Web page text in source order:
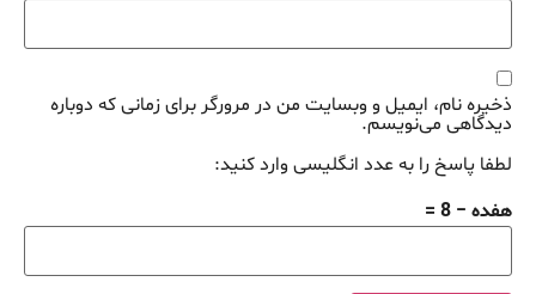
ذخیره نام، ایمیل و وبسایت من در مرورگر برای زمانی که دوباره
دیدگاهی می‌نویسم.
لطفا پاسخ را به عدد انگلیسی وارد کنید:
هفده − 8 =